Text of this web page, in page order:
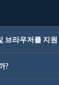
브라우저를 지원
?